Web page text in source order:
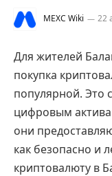
MEXC Wiki 22
Для жителей
покупка
популярной. Это
цифровым
они
как безопасно и
криптовалюту в